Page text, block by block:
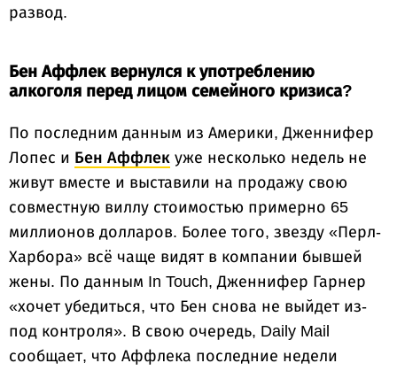
развод.
Бен Аффлек вернулся к употреблению
алкоголя перед лицом семейного кризиса?
По последним данным из Америки, Дженнифер
Лопес и Бен Аффлек уже несколько недель не
живут вместе и выставили на продажу свою
совместную виллу стоимостью примерно 65
миллионов долларов. Более того, звезду «Перл-
Харбора» всё чаще видят в компании бывшей
жены. По данным In Touch, Дженнифер Гарнер
«хочет убедиться, что Бен снова не выйдет из-
под контроля». В свою очередь, Daily Mail
сообщает, что Аффлека последние недели